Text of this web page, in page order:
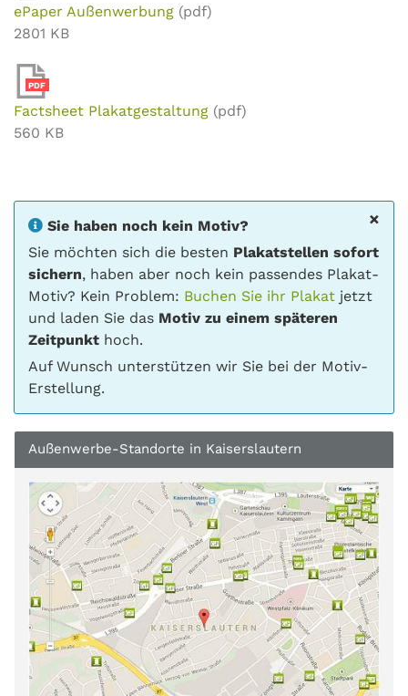
ePaper Außenwerbung (pdf)
2801 KB
PDF
Factsheet Plakatgestaltung (pdf)
560 KB
×
Sie haben noch kein Motiv?
Sie möchten sich die besten Plakatstellen sofort
sichern, haben aber noch kein passendes Plakat-
Motiv? Kein Problem: Buchen Sie ihr Plakat jetzt
und laden Sie das Motiv zu einem späteren
Zeitpunkt hoch.
Auf Wunsch unterstützen wir Sie bei der Motiv-
Erstellung.
Außenwerbe-Standorte in Kaiserslautern